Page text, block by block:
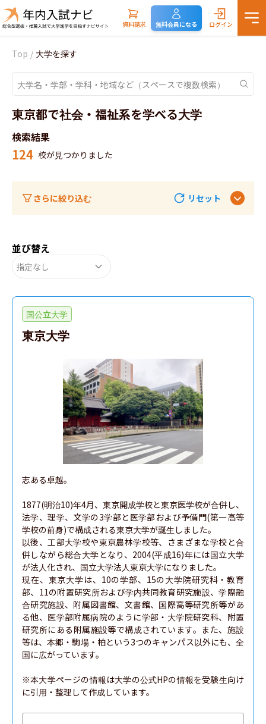
資料請求 無料会員になる ログイン
Top / 大学を探す
東京都で社会・福祉系を学べる大学
検索結果
124 校が見つかりました
さらに絞り込む リセット
並び替え
指定なし
国公立大学
東京大学
志ある卓越。
1877(明治10)年4月、東京開成学校と東京医学校が合併し、
法学、理学、文学の3学部と医学部および予備門(第一高等
学校の前身)で構成される東京大学が誕生しました。
以後、工部大学校や東京農林学校等、さまざまな学校と合
併しながら総合大学となり、2004(平成16)年には国立大学
が法人化され、国立大学法人東京大学になりました。
現在、東京大学は、10の学部、15の大学院研究科・教育
部、11の附置研究所および学内共同教育研究施設、学際融
合研究施設、附属図書館、文書館、国際高等研究所等があ
る他、医学部附属病院のように学部・大学院研究科、附置
研究所にある附属施設等で構成されています。また、施設
等は、本郷・駒場・柏という3つのキャンパス以外にも、全
国に広がっています。
※本大学ページの情報は大学の公式HPの情報を受験生向け
に引用・整理して作成しています。